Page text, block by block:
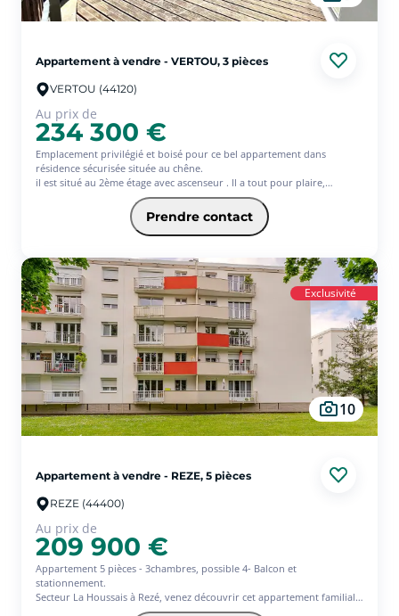
Appartement à vendre - VERTOU, 3 pièces
VERTOU (44120)
Au prix de
234 300 €
Emplacement privilégié et boisé pour ce bel appartement dans
résidence sécurisée située au chêne.
il est situé au 2ème étage avec ascenseur . Il a tout pour plaire,
lumineux, une vue dégagée, spacieux et fonctionnel. Son séjour avec
coin cuisine de 34 m² donne sur un balcon de 13 m². Il a une entrée
avec placard, 2 chambres, une salle d'eau et wc séparés.
La place de parking en sous-sol est accessible par l'ascenseur.
Prendre contact
Exclusivité
10
Appartement à vendre - REZE, 5 pièces
REZE (44400)
Au prix de
209 900 €
Appartement 5 pièces - 3chambres, possible 4- Balcon et
stationnement.
Secteur La Houssais à Rezé, venez découvrir cet appartement familial